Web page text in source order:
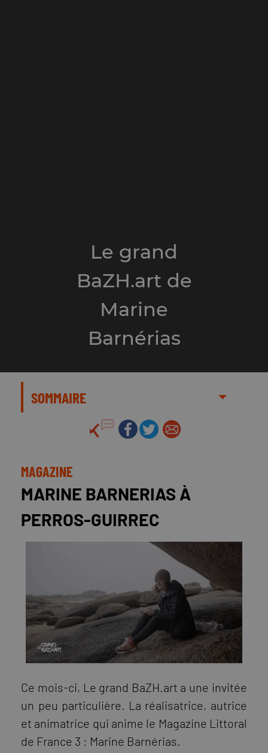
Le grand
BaZH.art de
Marine
Barnérias
SOMMAIRE
MAGAZINE
MARINE BARNERIAS À
PERROS-GUIRREC
Ce mois-ci, Le grand BaZH.art a une invitée
un peu particulière. La réalisatrice, autrice
et animatrice qui anime le Magazine Littoral
de France 3 : Marine Barnérias.